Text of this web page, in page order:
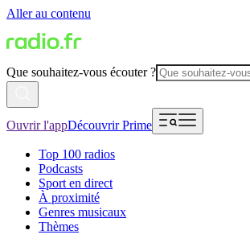
Aller au contenu
Que souhaitez-vous écouter ?
Ouvrir l'appDécouvrir Prime
Top 100 radios
Podcasts
Sport en direct
À proximité
Genres musicaux
Thèmes